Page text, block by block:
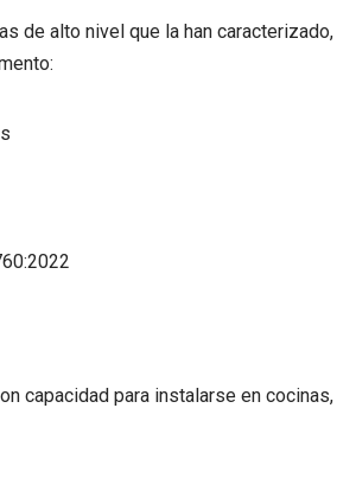
de alto nivel que la han caracterizado,
capacidad para instalarse en cocinas,